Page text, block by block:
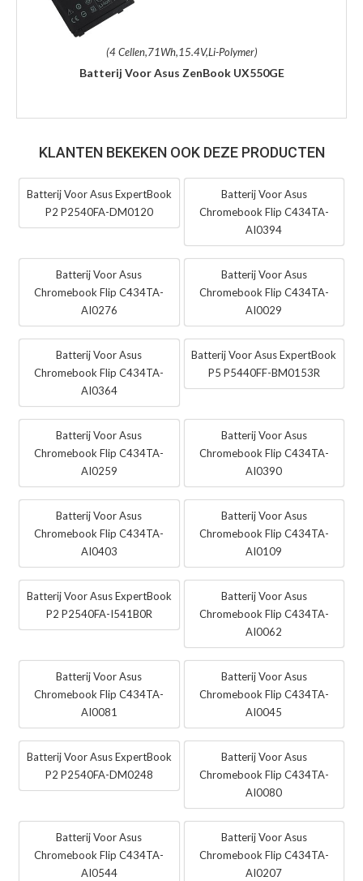
(4 Cellen,71Wh,15.4V,Li-Polymer)
Batterij Voor Asus ZenBook UX550GE
KLANTEN BEKEKEN OOK DEZE PRODUCTEN
Batterij Voor Asus ExpertBook
P2 P2540FA-DM0120
Batterij Voor Asus
Chromebook Flip C434TA-
AI0394
Batterij Voor Asus
Chromebook Flip C434TA-
AI0276
Batterij Voor Asus
Chromebook Flip C434TA-
AI0029
Batterij Voor Asus
Chromebook Flip C434TA-
AI0364
Batterij Voor Asus ExpertBook
P5 P5440FF-BM0153R
Batterij Voor Asus
Chromebook Flip C434TA-
AI0259
Batterij Voor Asus
Chromebook Flip C434TA-
AI0390
Batterij Voor Asus
Chromebook Flip C434TA-
AI0403
Batterij Voor Asus
Chromebook Flip C434TA-
AI0109
Batterij Voor Asus ExpertBook
P2 P2540FA-I541B0R
Batterij Voor Asus
Chromebook Flip C434TA-
AI0062
Batterij Voor Asus
Chromebook Flip C434TA-
AI0081
Batterij Voor Asus
Chromebook Flip C434TA-
AI0045
Batterij Voor Asus ExpertBook
P2 P2540FA-DM0248
Batterij Voor Asus
Chromebook Flip C434TA-
AI0080
Batterij Voor Asus
Chromebook Flip C434TA-
AI0544
Batterij Voor Asus
Chromebook Flip C434TA-
AI0207